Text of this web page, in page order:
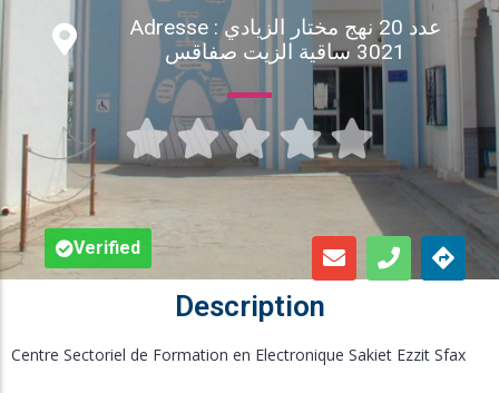
Inscription en Ligne
Bourses
Foire aux Questions
Adresse : عدد 20 نهج مختار الزيادي
3021 ساقية الزيت صفاقس
 
Verified
Description
Centre Sectoriel de Formation en Electronique Sakiet Ezzit Sfax